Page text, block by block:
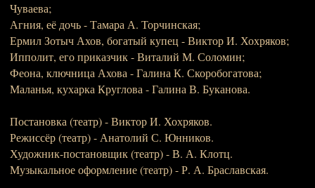
Чуваева;
Агния, её дочь - Тамара А. Торчинская;
Ермил Зотыч Ахов, богатый купец - Виктор И. Хохряков;
Ипполит, его приказчик - Виталий М. Соломин;
Феона, ключница Ахова - Галина К. Скоробогатова;
Маланья, кухарка Круглова - Галина В. Буканова.
Постановка (театр) - Виктор И. Хохряков.
Режиссёр (театр) - Анатолий С. Юнников.
Художник-постановщик (театр) - В. А. Клотц.
Музыкальное оформление (театр) - Р. А. Браславская.